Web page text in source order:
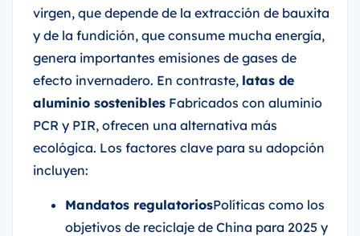
virgen, que depende de la extracción de bauxita
y de la fundición, que consume mucha energía,
genera importantes emisiones de gases de
efecto invernadero. En contraste, latas de
aluminio sostenibles Fabricados con aluminio
PCR y PIR, ofrecen una alternativa más
ecológica. Los factores clave para su adopción
incluyen:
Mandatos regulatoriosPolíticas como los
objetivos de reciclaje de China para 2025 y